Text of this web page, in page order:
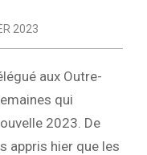
2023
aux Outre-
qui
2023. De
appris hier que les